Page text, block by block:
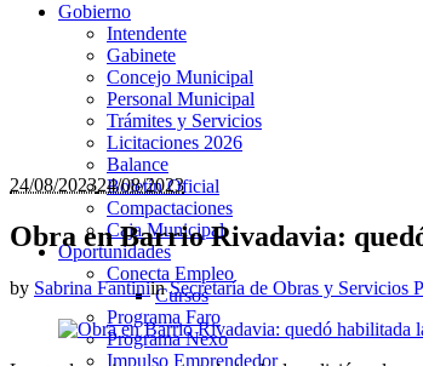
Gobierno
Intendente
Gabinete
Concejo Municipal
Personal Municipal
Trámites y Servicios
Licitaciones 2026
Balance
Boletín Oficial
Compactaciones
Caja Municipal
Oportunidades
Conecta Empleo
Cursos
Programa Faro
Programa Nexo
Impulso Emprendedor
24/08/202324/08/2023
Obra en Barrio Rivadavia:
by Sabrina FantiniinSecretaría de Obras y Servicios